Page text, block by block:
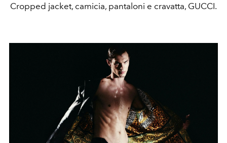
Cropped jacket, camicia, pantaloni e cravatta, GUCCI.